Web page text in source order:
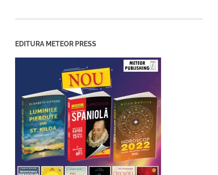
EDITURA METEOR PRESS